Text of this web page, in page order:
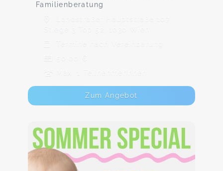
Familienberatung
Landstraßer Hauptstraße 107
Stiege 3 Top 52, 1030 Wien
Termine nach Vereinbarung
50,00 €
Max. 1 TeilnehmerInnen
Zum Angebot